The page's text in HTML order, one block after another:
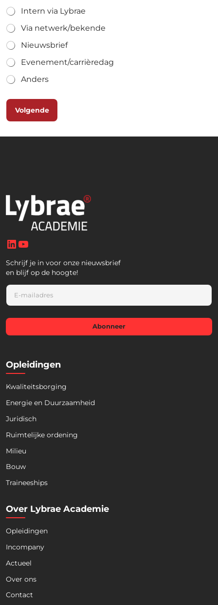
Intern via Lybrae
Via netwerk/bekende
Nieuwsbrief
Evenement/carrièredag
Anders
Volgende
LinkedIn
Schrijf je in voor onze nieuwsbrief
en blijf op de hoogte!
E
a
i
*
Abonneer
Opleidingen
Kwaliteitsborging
Energie en Duurzaamheid
Juridisch
Ruimtelijke ordening
Milieu
Bouw
Traineeships
Over Lybrae Academie
Opleidingen
Incompany
Actueel
Over ons
Contact
Naam
Telefoon